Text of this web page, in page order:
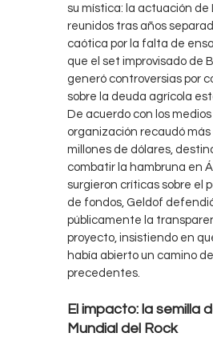
su mística: la actuación de
reunidos tras años
caótica por la falta de
que el set improvisado de
generó controversias por
sobre la deuda agrícola
De acuerdo con los
organización recaudó más
millones de dólares,
combatir la hambruna en
surgieron críticas sobre el
de fondos, Geldof
públicamente la
proyecto, insistiendo en
había abierto un camino
precedentes.
El impacto: la semilla
Mundial del Rock